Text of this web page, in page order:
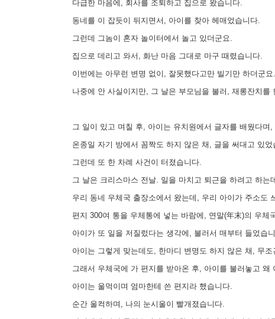
다급한 마음에, 회사를 조퇴하고 집으로 왔습니다.
동네를 이 잡듯이 뒤지면서, 아이를 찾아 헤매었습니다.
그런데 그놈이 혼자 놀이터에서 놀고 있더군요.
집으로 데리고 와서, 화난 마음 그대로 마구 때렸습니다.
이번에는 아무런 변명 없이, 잘못했다고만 빌기만 하더군요.
나중에 안 사실이지만, 그 날은 부모님을 불러, 재롱잔치를
그 일이 있고 며칠 후, 아이는 유치원에서 글자를 배웠다며,
온종일 자기 방에서 꼼짝도 하지 않은 채, 글을 써대고 있었
그런데 또 한 차례 사건이 터졌습니다.
그 날은 크리스마스 전날. 일을 마치고 퇴근을 하려고 하는
우리 동네 우체국 출장소에서 왔는데, 우리 아이가 주소도
편지 300여 통을 우체통에 넣는 바람에, 연말(年末)의 우체
아이가 또 일을 저질렀다는 생각에, 불러서 매부터 들었습니
아이는 그렇게 맞는데도, 한마디 변명도 하지 않은 채, 무조
그래서 우체국에 가 편지를 받아온 후, 아이를 불러놓고 왜
아이는 울먹이며 엄마한테 쓴 편지라 했습니다.
순간 울컥하며, 나의 눈시울이 빨개졌습니다.